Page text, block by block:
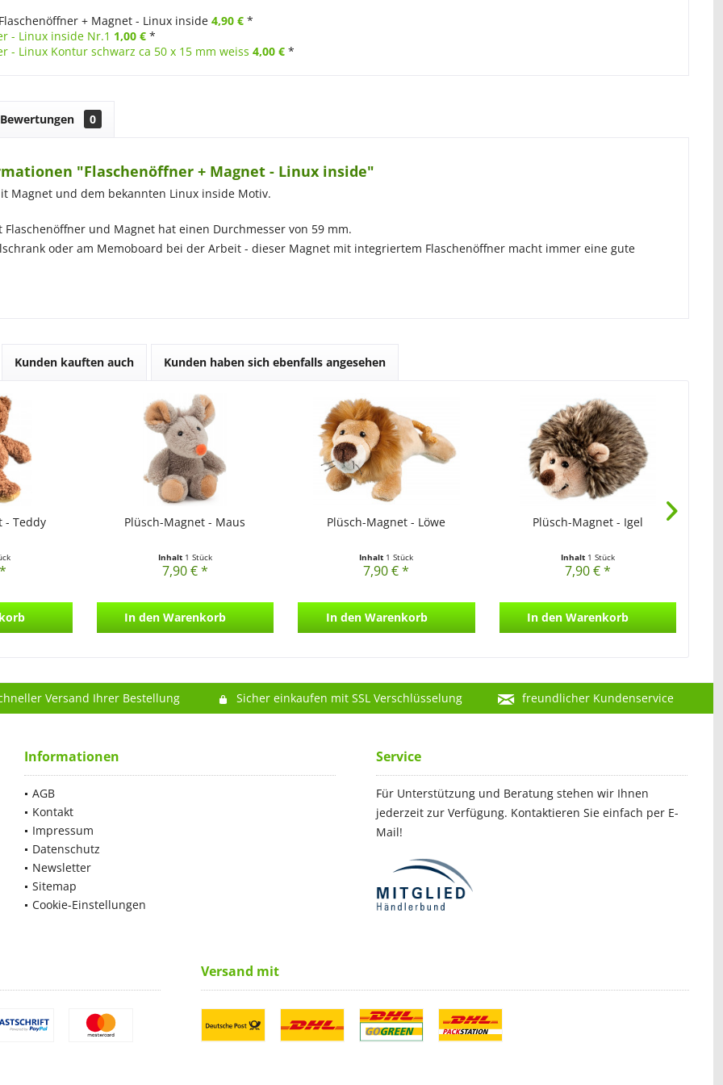
+ Magnet - Linux inside 4,90 € *
- Linux inside Nr.1 1,00 € *
- Linux Kontur schwarz ca 50 x 15 mm weiss 4,00 € *
Bewertungen 0
"Flaschenöffner + Magnet - Linux inside"
Magnet und dem bekannten Linux inside Motiv.
und Magnet hat einen Durchmesser von 59 mm.
oder am Memoboard bei der Arbeit - dieser Magnet mit integriertem Flaschenöffner macht immer eine gute
Kunden kauften auch Kunden haben sich ebenfalls angesehen
- Teddy Plüsch-Magnet - Maus
Inhalt 1 Stück
7,90 € *
In den Warenkorb
Plüsch-Magnet - Löwe
Inhalt 1 Stück
7,90 € *
In den Warenkorb
Plüsch-Magnet - Igel
Inhalt 1 Stück
7,90 € *
In den Warenkorb
Versand Ihrer Bestellung Sicher einkaufen mit SSL Verschlüsselung freundlicher Kundenservice
Informationen
AGB
Kontakt
Impressum
Datenschutz
Newsletter
Sitemap
Cookie-Einstellungen
Service
Für Unterstützung und Beratung stehen wir Ihnen
jederzeit zur Verfügung. Kontaktieren Sie einfach per E-
Mail!
Versand mit